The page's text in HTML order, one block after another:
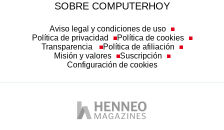
SOBRE COMPUTERHOY
Aviso legal y condiciones de uso
Política de privacidad
Política de cookies
Transparencia
Política de afiliación
Misión y valores
Suscripción
Configuración de cookies